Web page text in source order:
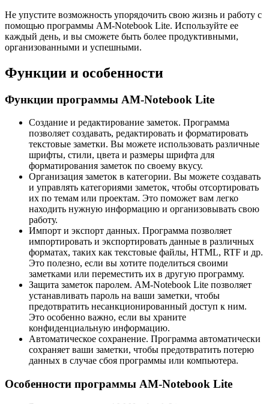
Не упустите возможность упорядочить свою жизнь и работу с
помощью программы AM-Notebook Lite. Используйте ее
каждый день, и вы сможете быть более продуктивными,
организованными и успешными.
Функции и особенности
Функции программы AM-Notebook Lite
Создание и редактирование заметок. Программа
позволяет создавать, редактировать и форматировать
текстовые заметки. Вы можете использовать различные
шрифты, стили, цвета и размеры шрифта для
форматирования заметок по своему вкусу.
Организация заметок в категории. Вы можете создавать
и управлять категориями заметок, чтобы отсортировать
их по темам или проектам. Это поможет вам легко
находить нужную информацию и организовывать свою
работу.
Импорт и экспорт данных. Программа позволяет
импортировать и экспортировать данные в различных
форматах, таких как текстовые файлы, HTML, RTF и др.
Это полезно, если вы хотите поделиться своими
заметками или переместить их в другую программу.
Защита заметок паролем. AM-Notebook Lite позволяет
устанавливать пароль на ваши заметки, чтобы
предотвратить несанкционированный доступ к ним.
Это особенно важно, если вы храните
конфиденциальную информацию.
Автоматическое сохранение. Программа автоматически
сохраняет ваши заметки, чтобы предотвратить потерю
данных в случае сбоя программы или компьютера.
Особенности программы AM-Notebook Lite